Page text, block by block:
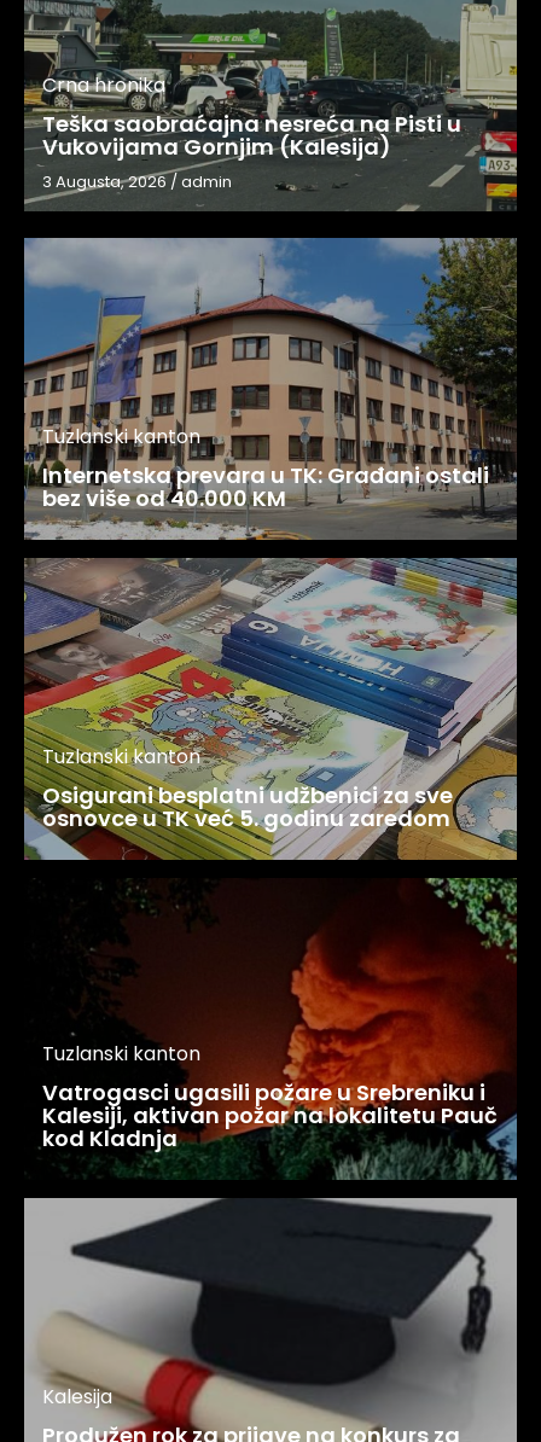
Crna hronika
Teška saobraćajna nesreća na Pisti u
Vukovijama Gornjim (Kalesija)
3 Augusta, 2026 / admin
Tuzlanski kanton
Internetska prevara u TK: Građani ostali
bez više od 40.000 KM
Tuzlanski kanton
Osigurani besplatni udžbenici za sve
osnovce u TK već 5. godinu zaredom
Tuzlanski kanton
Vatrogasci ugasili požare u Srebreniku i
Kalesiji, aktivan požar na lokalitetu Pauč
kod Kladnja
Kalesija
Produžen rok za prijave na konkurs za